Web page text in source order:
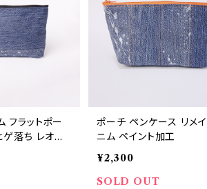
フラットポー
ゲ落ち レオパ
ポーチ ペンケース リメ
ニム ペイント加工
¥2,300
SOLD OUT